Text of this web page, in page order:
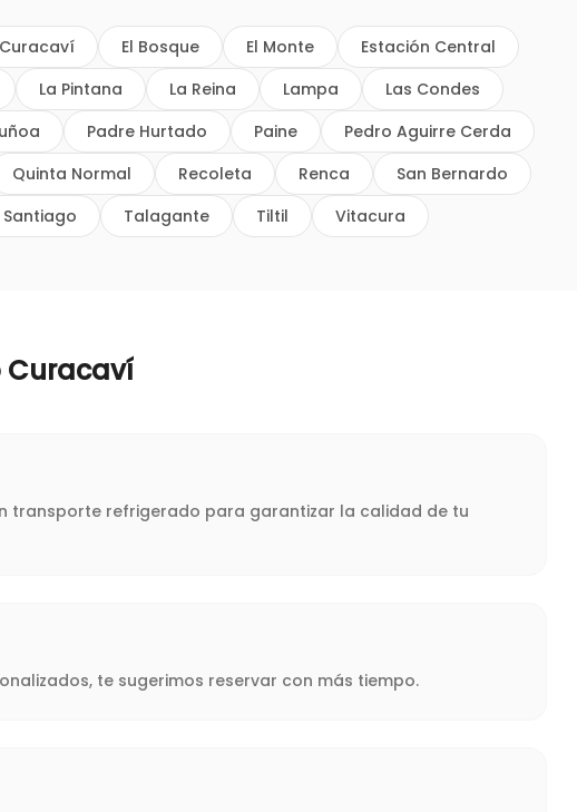
Curacaví El Bosque El Monte
Estación Central
La Pintana La Reina Lampa
Las Condes
Padre Hurtado Paine
Pedro Aguirre Cerda
Quinta Normal Recoleta Renca
San Bernardo
Santiago Talagante Tiltil Vitacura
Curacaví
transporte refrigerado para garantizar la calidad de tu
te sugerimos reservar con más tiempo.